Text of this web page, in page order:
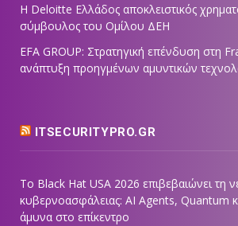
Η Deloitte Ελλάδος αποκλειστικός
σύμβουλος του Ομίλου ΔΕΗ
EFA GROUP: Στρατηγική επένδυση στη
ανάπτυξη προηγμένων αμυντικών
ITSECURITYPRO.GR
Το Black Hat USA 2026 επιβεβαιώνει τη
κυβερνοασφάλειας: AI Agents, Quantum
άμυνα στο επίκεντρο